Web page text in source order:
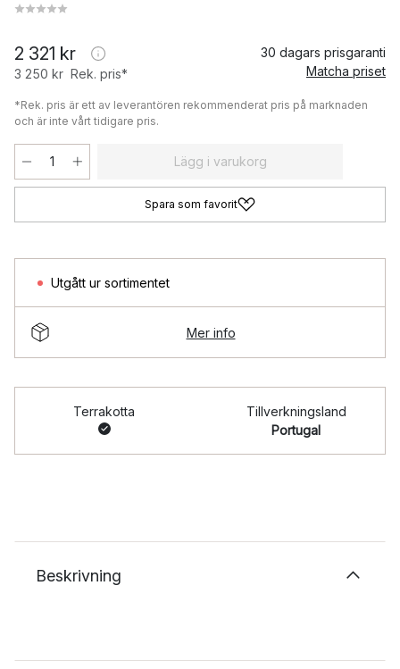
2 321 kr
3 250 kr Rek. pris*
30 dagars prisgaranti
Matcha priset
*Rek. pris är ett av leverantören rekommenderat pris på marknaden
och är inte vårt tidigare pris.
Lägg i varukorg
Spara som favorit
Utgått ur sortimentet
Mer info
Terrakotta
Tillverkningsland
Portugal
Beskrivning